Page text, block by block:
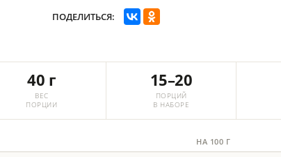
ПОДЕЛИТЬСЯ:
40 г
ВЕС
ПОРЦИИ
15–20
ПОРЦИЙ
В НАБОРЕ
НА 100 Г